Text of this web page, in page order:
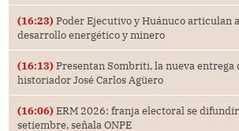
(16:23) Poder Ejecutivo y Huánuco articulan
desarrollo energético y minero
(16:13) Presentan Sombriti, la nueva entrega
historiador José Carlos Agüero
(16:06) ERM 2026: franja electoral se
setiembre, señala ONPE